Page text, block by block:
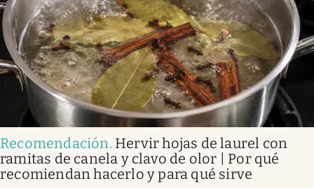
Recomendación. Hervir hojas de laurel con
ramitas de canela y clavo de olor | Por qué
recomiendan hacerlo y para qué sirve